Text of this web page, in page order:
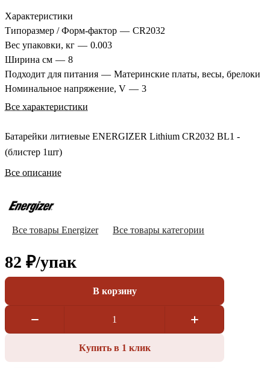
Характеристики
Типоразмер / Форм-фактор — CR2032
Вес упаковки, кг — 0.003
Ширина см — 8
Подходит для питания — Материнские платы, весы, брелоки
Номинальное напряжение, V — 3
Все характеристики
Батарейки литиевые ENERGIZER Lithium CR2032 BL1 -
(блистер 1шт)
Все описание
Все товары Energizer Все товары категории
82 ₽/упак
В корзину
Купить в 1 клик